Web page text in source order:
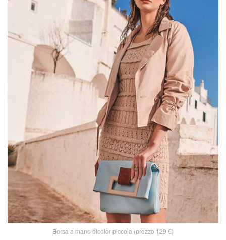
Borsa a mano bicolor piccola (prezzo 129 €)